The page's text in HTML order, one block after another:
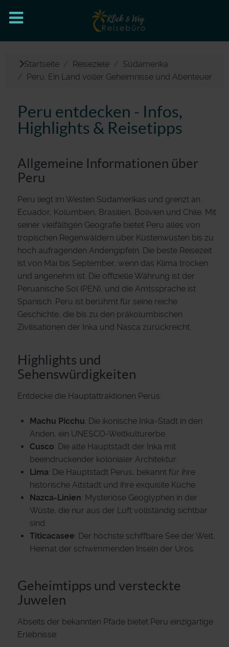
Startseite Reiseziele
Südamerika
Peru: Ein Land voller Geheimnisse und Abenteuer
Peru entdecken - Infos,
Highlights & Reisetipps
Allgemeine Informationen über
Peru
Peru liegt im Westen Südamerikas und grenzt an
Ecuador, Kolumbien, Brasilien, Bolivien und Chile. Mit
seiner vielfältigen Geografie bietet Peru alles von
tropischen Regenwäldern über Küstenwüsten bis zu
hoch aufragenden Andengipfeln. Die beste Reisezeit
ist von Mai bis September, wenn das Klima trocken
und angenehm ist. Die offizielle Währung ist der
Peruanische Sol (PEN), und die Amtssprache ist
Spanisch. Peru ist berühmt für seine reiche
Geschichte, die bis zu den präkolumbischen
Zivilisationen der Inka und Nasca zurückreicht.
Highlights und
Sehenswürdigkeiten
Entdecke die Hauptattraktionen Perus:
Machu Picchu: Die ikonische Inka-Stadt in den
Anden, ein UNESCO-Weltkulturerbe.
Cusco: Die alte Hauptstadt der Inka mit
beeindruckender kolonialer Architektur.
Lima: Die Hauptstadt Perus, bekannt für ihre
historische Altstadt und ihre exquisite Küche.
Nazca-Linien: Mysteriöse Geoglyphen in der
Wüste, die nur aus der Luft vollständig sichtbar
sind.
Titicacasee: Der höchste schiffbare See der Welt,
Heimat der schwimmenden Inseln der Uros.
Geheimtipps und versteckte
Juwelen
Abseits der bekannten Pfade bietet Peru einzigartige
Erlebnisse: